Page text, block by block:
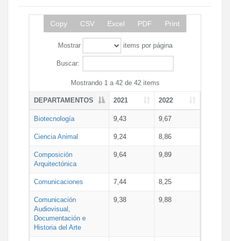
Copy CSV Excel PDF Print
Mostrar items por página
Buscar:
Mostrando 1 a 42 de 42 items
DEPARTAMENTOS 2021 2022
Biotecnología 9,43 9,67
Ciencia Animal 9,24 8,86
Composición
Arquitectónica
9,64 9,89
Comunicaciones 7,44 8,25
Comunicación
Audiovisual,
Documentación e
Historia del Arte
9,38 9,88